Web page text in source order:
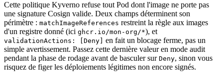
Cette politique Kyverno refuse tout Pod dont l'image ne porte pas
une signature Cosign valide. Deux champs déterminent son
périmètre : matchImageReferences restreint la règle aux images
d'un registre donné (ici ghcr.io/mon-org/*), et
validationActions: [Deny]
en fait un blocage ferme, pas un
simple avertissement. Passez cette dernière valeuren mode audit
pendant la phase de rodage avant de basculer sur Deny, sinon vous
risquez de figer les déploiements légitimes non encore signés.